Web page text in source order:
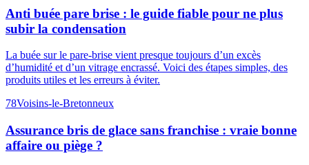
Anti buée pare brise : le guide fiable pour ne plus
subir la condensation
La buée sur le pare-brise vient presque toujours d’un excès
d’humidité et d’un vitrage encrassé. Voici des étapes simples, des
produits utiles et les erreurs à éviter.
78Voisins-le-Bretonneux
Assurance bris de glace sans franchise : vraie bonne
affaire ou piège ?